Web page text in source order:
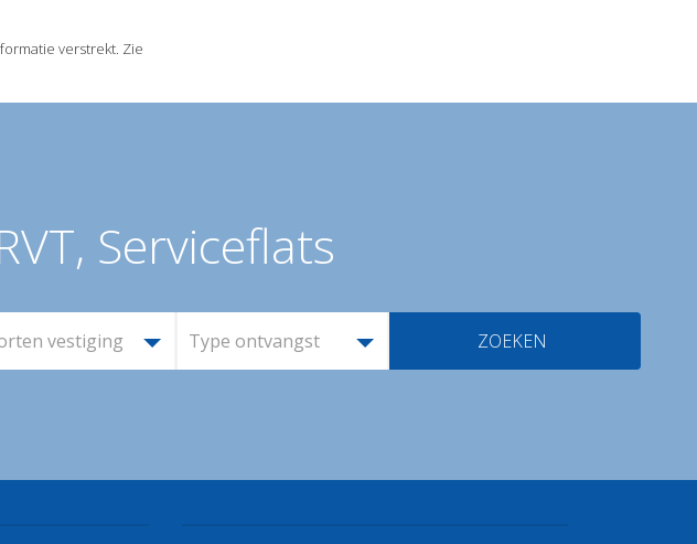
verstrekt. Zie
Serviceflats
vestiging Type ontvangst ZOEKEN